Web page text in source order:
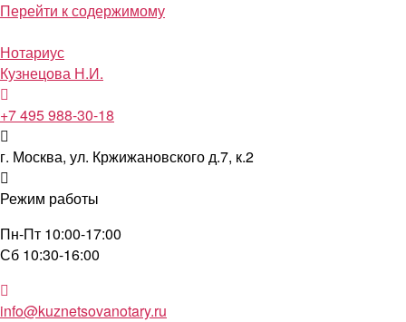
Перейти к содержимому
Нотариус
Кузнецова Н.И.
+7 495 988-30-18
г. Москва, ул. Кржижановского д.7, к.2
Режим работы
Пн-Пт 10:00-17:00
Сб 10:30-16:00
info@kuznetsovanotary.ru